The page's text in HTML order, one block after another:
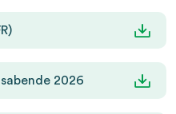
2026